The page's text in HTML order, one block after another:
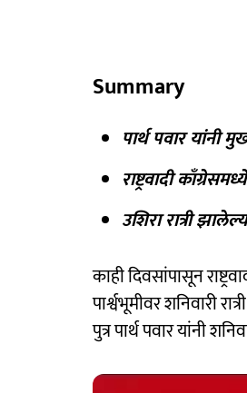
Summary
पार्थ पवार यांनी
राष्ट्रवादी
उशिरा रात्री
काही दिवसांपासून
पार्श्वभूमीवर शनिवारी
पुत्र पार्थ पवार यांनी